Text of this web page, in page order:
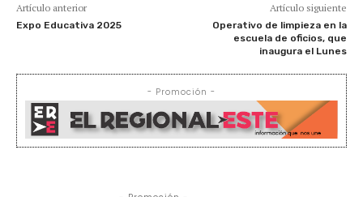
Artículo anterior
Expo Educativa 2025
Artículo siguiente
Operativo de limpieza en la
escuela de oficios, que
inaugura el Lunes
- Promoción -